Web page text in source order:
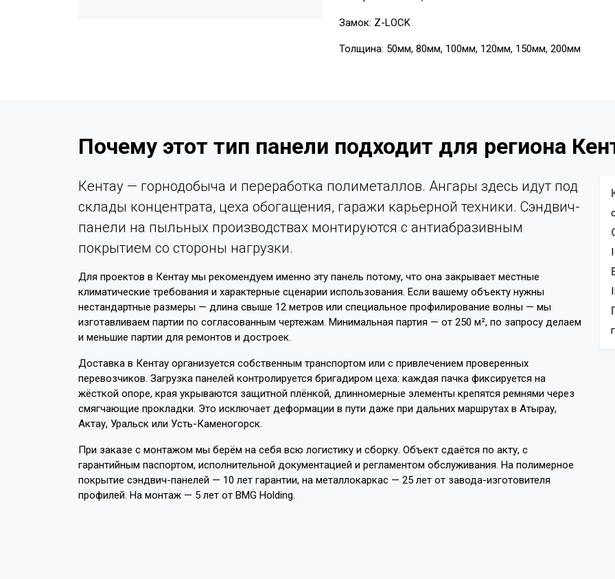
Замок: Z-LOCK
Толщина: 50мм, 80мм, 100мм, 120мм, 150мм, 200мм
Почему этот тип панели подходит для региона
Кентау — горнодобыча и переработка полиметаллов. Ангары здесь идут под
склады концентрата, цеха обогащения, гаражи карьерной техники. Сэндвич-
панели на пыльных производствах монтируются с антиабразивным
покрытием со стороны нагрузки.
Для проектов в Кентау мы рекомендуем именно эту панель потому, что она закрывает местные
климатические требования и характерные сценарии использования. Если вашему объекту нужны
нестандартные размеры — длина свыше 12 метров или специальное профилирование волны — мы
изготавливаем партии по согласованным чертежам. Минимальная партия — от 250 м², по запросу делаем
и меньшие партии для ремонтов и достроек.
Доставка в Кентау организуется собственным транспортом или с привлечением проверенных
перевозчиков. Загрузка панелей контролируется бригадиром цеха: каждая пачка фиксируется на
жёсткой опоре, края укрываются защитной плёнкой, длинномерные элементы крепятся ремнями через
смягчающие прокладки. Это исключает деформации в пути даже при дальних маршрутах в Атырау,
Актау, Уральск или Усть-Каменогорск.
При заказе с монтажом мы берём на себя всю логистику и сборку. Объект сдаётся по акту, с
гарантийным паспортом, исполнительной документацией и регламентом обслуживания. На полимерное
покрытие сэндвич-панелей — 10 лет гарантии, на металлокаркас — 25 лет от завода-изготовителя
профилей. На монтаж — 5 лет от BMG Holding.